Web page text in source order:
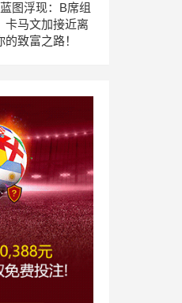
图浮现：B席组
卡马文加接近离
致富之路！